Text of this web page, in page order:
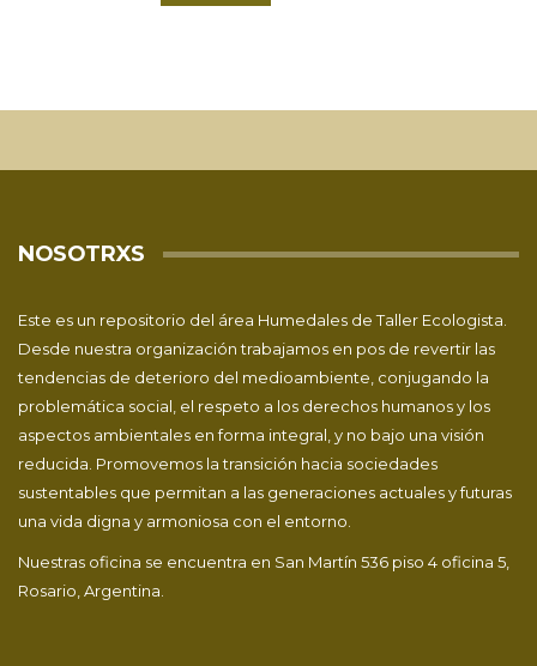
NOSOTRXS
Este es un repositorio del área Humedales deTaller Ecologista
Desde nuestra organización trabajamos en pos de revertir las
tendencias de deterioro del medioambiente, conjugando la
problemática social, el respeto a los derechos humanos y los
aspectos ambientales en forma integral, y no bajo una visión
reducida. Promovemos la transición hacia sociedades
sustentables que permitan a las generaciones actuales y futuras
una vida digna y armoniosa con el entorno.
Nuestras oficina se encuentra en San Martín 536 piso 4 oficina 5,
Rosario, Argentina.